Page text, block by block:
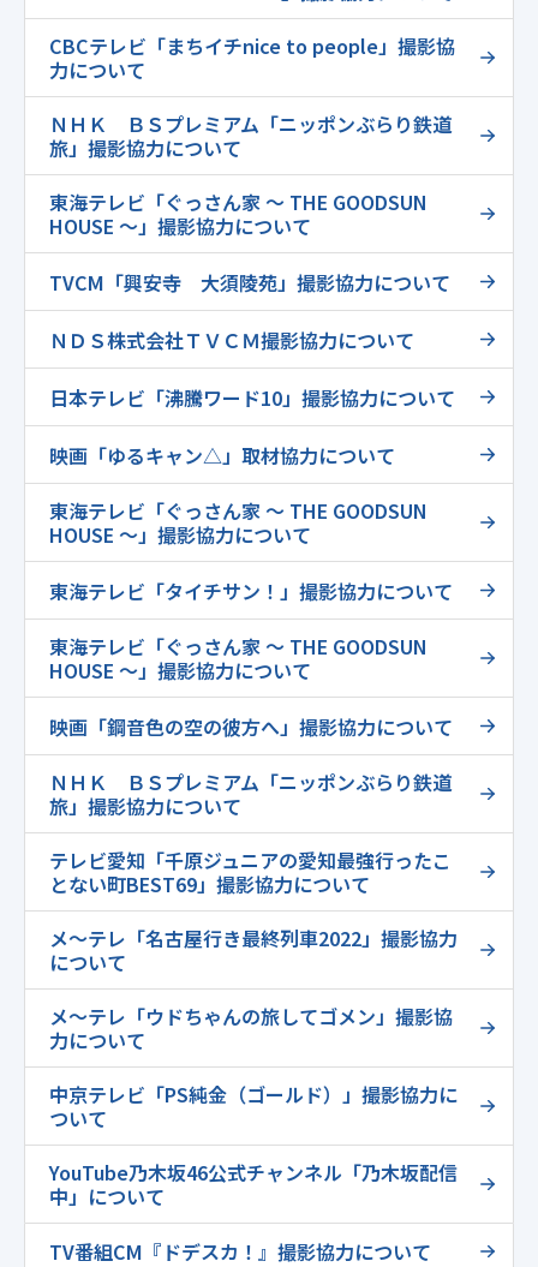
CBCテレビ「まちイチnice to people」撮影協
力について
ＮＨＫ ＢＳプレミアム「ニッポンぶらり鉄道
旅」撮影協力について
東海テレビ「ぐっさん家 ～ THE GOODSUN
HOUSE ～」撮影協力について
TVCM「興安寺 大須陵苑」撮影協力について
ＮＤＳ株式会社ＴＶＣＭ撮影協力について
日本テレビ「沸騰ワード10」撮影協力について
映画「ゆるキャン△」取材協力について
東海テレビ「ぐっさん家 ～ THE GOODSUN
HOUSE ～」撮影協力について
東海テレビ「タイチサン！」撮影協力について
東海テレビ「ぐっさん家 ～ THE GOODSUN
HOUSE ～」撮影協力について
映画「鋼音色の空の彼方へ」撮影協力について
ＮＨＫ ＢＳプレミアム「ニッポンぶらり鉄道
旅」撮影協力について
テレビ愛知「千原ジュニアの愛知最強行ったこ
とない町BEST69」撮影協力について
メ～テレ「名古屋行き最終列車2022」撮影協力
について
メ～テレ「ウドちゃんの旅してゴメン」撮影協
力について
中京テレビ「PS純金（ゴールド）」撮影協力に
ついて
YouTube乃木坂46公式チャンネル「乃木坂配信
中」について
TV番組CM『ドデスカ！』撮影協力について